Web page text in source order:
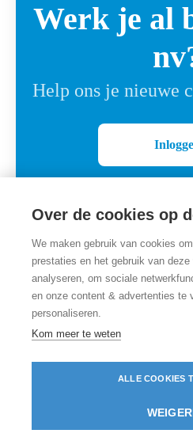
Over de cookies op
We maken gebruik van cookies
prestaties en het gebruik van
analyseren, om sociale
en onze content & advertenties te
personaliseren.
Kom meer te weten
ALLE COOKIES
Werk je al
Help ons je nieuwe